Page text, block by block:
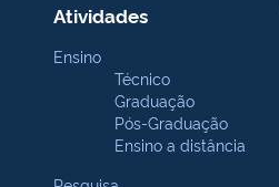
Atividades
Ensino
Técnico
Graduação
Pós-Graduação
Ensino a distância